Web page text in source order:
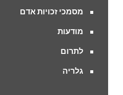
מסמכי זכויות אדם
מודעות
לתרום
גלריה